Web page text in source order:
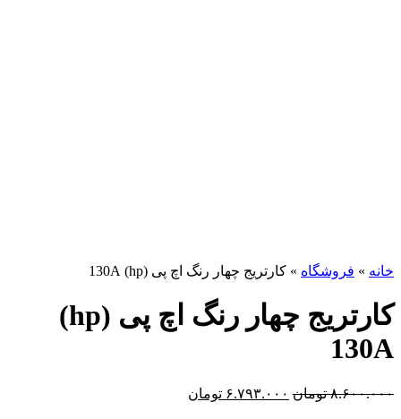
خانه » فروشگاه » کارتریج چهار رنگ اچ پی (hp) 130A
کارتریج چهار رنگ اچ پی (hp)
130A
۸.۶۰۰.۰۰۰ تومان ۶.۷۹۳.۰۰۰ تومان